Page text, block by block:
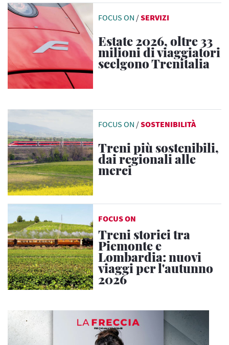
FOCUS ON /SERVIZI
Estate 2026, oltre 33
milioni di viaggiatori
scelgono Trenitalia
FOCUS ON /SOSTENIBILITÀ
Treni più sostenibili,
dai regionali alle
merci
FOCUS ON
Treni storici tra
Piemonte e
Lombardia: nuovi
viaggi per l'autunno
2026